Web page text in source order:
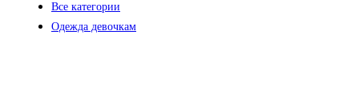
Все категории
Одежда девочкам